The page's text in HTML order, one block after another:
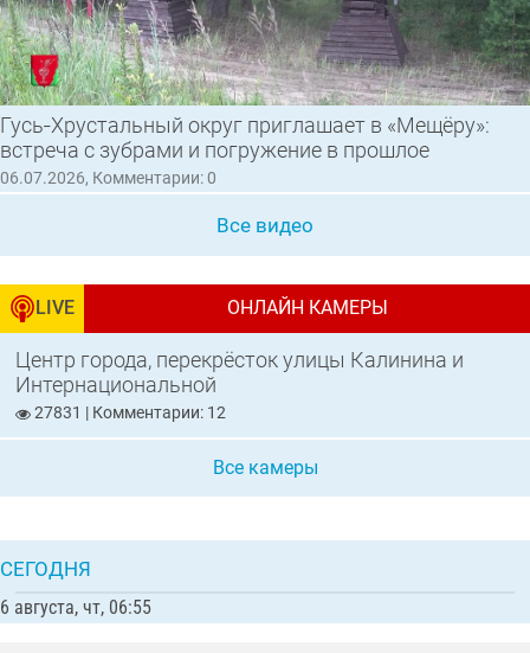
Гусь‑Хрустальный округ приглашает в «Мещёру»:
встреча с зубрами и погружение в прошлое
06.07.2026, Комментарии: 0
Все видео
LIVE ОНЛАЙН КАМЕРЫ
Центр города, перекрёсток улицы Калинина и
Интернациональной
27831 | Комментарии: 12
Все камеры
СЕГОДНЯ
6 августа, чт, 06:55